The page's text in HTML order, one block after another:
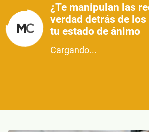
¿Te manipulan las
verdad detrás de
tu estado de ánimo
Cargando...